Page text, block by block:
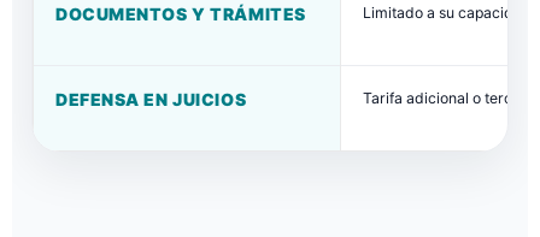
DOCUMENTOS Y TRÁMITES Limitado a su capacidad
DEFENSA EN JUICIOS Tarifa adicional o